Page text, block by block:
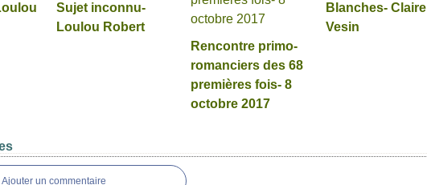
Sujet inconnu-
Loulou Robert
Rencontre primo-
romanciers des 68
premières fois- 8
octobre 2017
Blanches- Claire
Vesin
Ajouter un commentaire